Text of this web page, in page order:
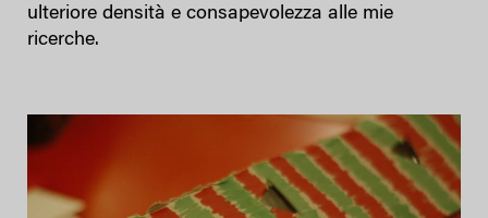
ulteriore densità e consapevolezza alle mie
ricerche.